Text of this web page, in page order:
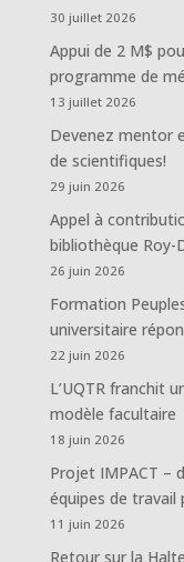
30 juillet 2026
Appui de 2 M$
programme de
13 juillet 2026
Devenez mentor
de scientifiques!
29 juin 2026
Appel à
bibliothèque Roy-
26 juin 2026
Formation
universitaire
22 juin 2026
L’UQTR franchit
modèle facultaire
18 juin 2026
Projet IMPACT –
équipes de travail
11 juin 2026
Retour sur la